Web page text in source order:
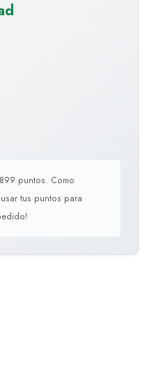
puntos. Como
tus puntos para